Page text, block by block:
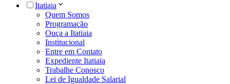
Itatiaia
Quem Somos
Programação
Ouça a Itatiaia
Institucional
Entre em Contato
Expediente Itatiaia
Trabalhe Conosco
Lei de Igualdade Salarial